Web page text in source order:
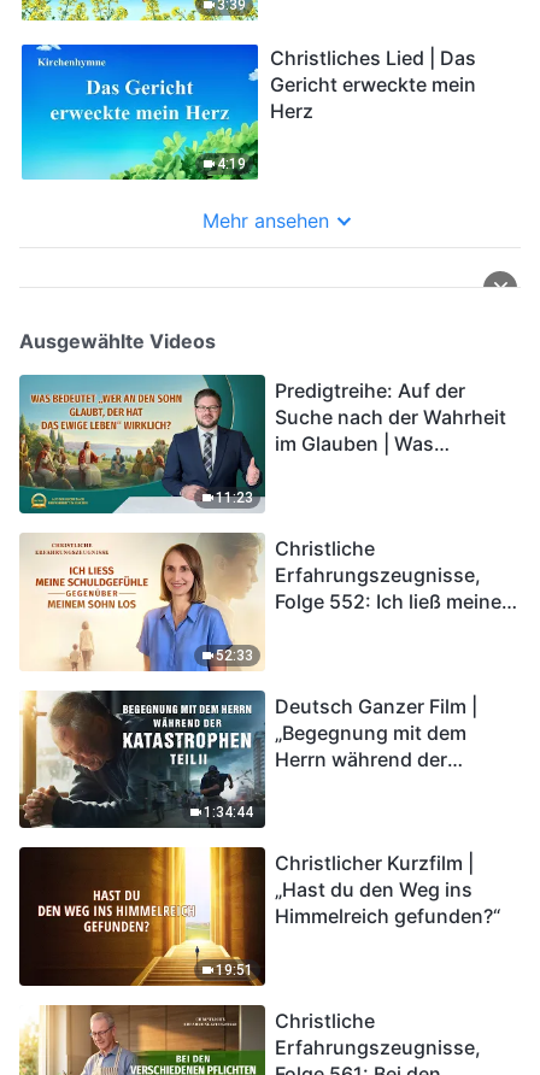
3:39
4:19
Christliches Lied | Das
Gericht erweckte mein
Herz
Mehr ansehen
Ausgewählte Videos
11:23
Predigtreihe: Auf der
Suche nach der Wahrheit
im Glauben | Was
52:33
Christliche
Erfahrungszeugnisse,
Folge 552: Ich ließ meine
1:34:44
Deutsch Ganzer Film |
„Begegnung mit dem
Herrn während der
in das Königreich Gottes
eintreten?
19:51
Christlicher Kurzfilm |
„Hast du den Weg ins
Himmelreich gefunden?“
Christliche
Erfahrungszeugnisse,